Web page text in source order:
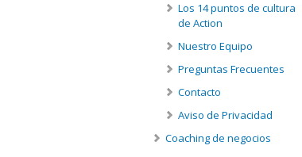
Los 14 puntos de cultura
de Action
Nuestro Equipo
Preguntas Frecuentes
Contacto
Aviso de Privacidad
Coaching de negocios